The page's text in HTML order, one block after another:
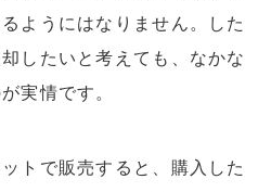
ようにはなりません。した
したいと考えても、なかな
実情です。
トで販売すると、購入した